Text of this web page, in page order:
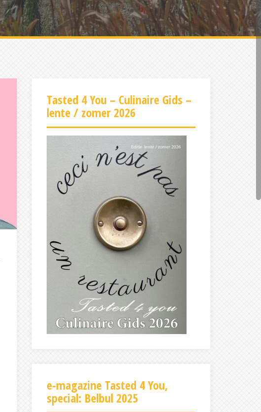
Tasted 4 You – Culinaire Gids –
lente / zomer 2026
e-magazine Tasted 4 You,
special: Belbul 2025